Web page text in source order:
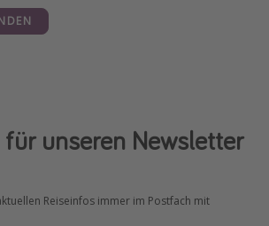
unseren Newsletter
Reiseinfos immer im Postfach mit